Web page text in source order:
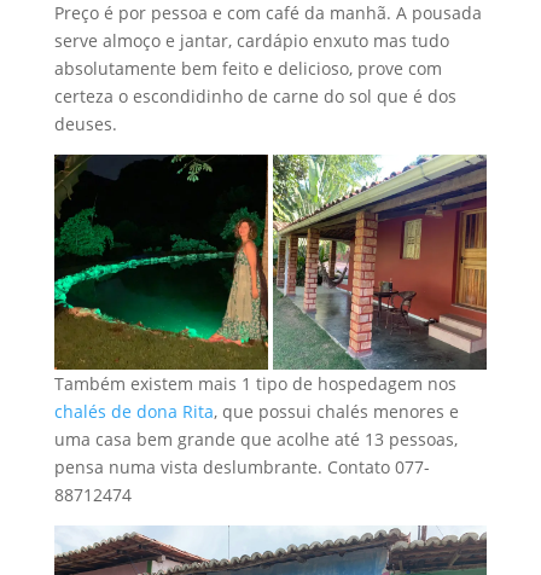
Preço é por pessoa e com café da manhã. A pousada
serve almoço e jantar, cardápio enxuto mas tudo
absolutamente bem feito e delicioso, prove com
certeza o escondidinho de carne do sol que é dos
deuses.
Também existem mais 1 tipo de hospedagem nos
chalés de dona Rita, que possui chalés menores e
uma casa bem grande que acolhe até 13 pessoas,
pensa numa vista deslumbrante. Contato 077-
88712474